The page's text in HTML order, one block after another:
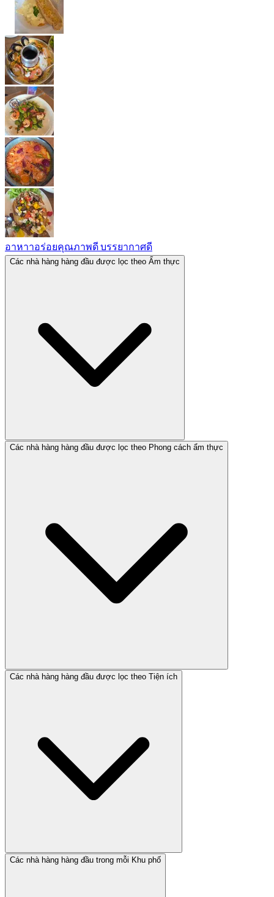
อาหาาอร่อยคุณภาพดี บรรยากาศดี
Các nhà hàng hàng đầu được lọc theo Ẩm thực
Các nhà hàng hàng đầu được lọc theo Phong cách ẩm thực
Các nhà hàng hàng đầu được lọc theo Tiện ích
Các nhà hàng hàng đầu trong mỗi Khu phố